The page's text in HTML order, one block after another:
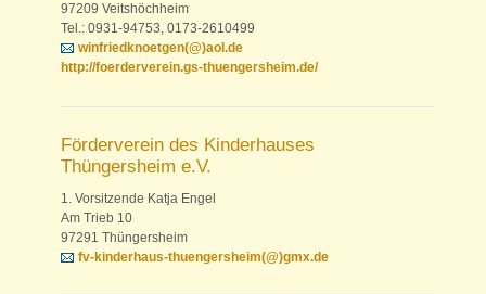
97209 Veitshöchheim
Tel.: 0931-94753, 0173-2610499
winfriedknoetgen(@)aol.de
http://foerderverein.gs-thuengersheim.de/
Förderverein des Kinderhauses
Thüngersheim e.V.
1. Vorsitzende Katja Engel
Am Trieb 10
97291 Thüngersheim
fv-kinderhaus-thuengersheim(@)gmx.de